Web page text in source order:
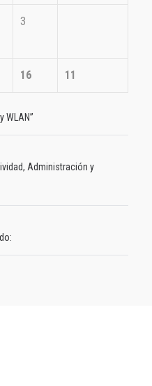
3
16 11
WLAN”
Administración y